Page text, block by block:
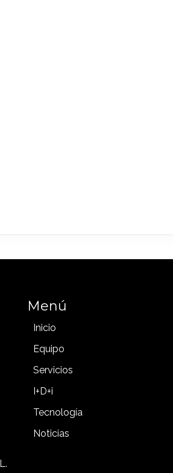
Menú
Inicio
Equipo
Servicios
I+D+i
Tecnología
Noticias